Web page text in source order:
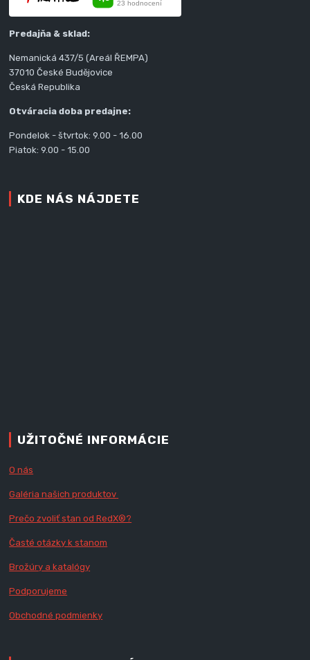
Predajňa & sklad:
Nemanická 437/5 (Areál ŘEMPA)
37010 České Budějovice
Česká Republika
Otváracia doba predajne:
Pondelok - štvrtok: 9.00 - 16.00
Piatok: 9.00 - 15.00
KDE NÁS NÁJDETE
UŽITOČNÉ INFORMÁCIE
O nás
Galéria našich produktov
Prečo zvoliť stan od RedX®?
Časté otázky k stanom
Brožúry a katalógy
Podporujeme
Obchodné podmienky